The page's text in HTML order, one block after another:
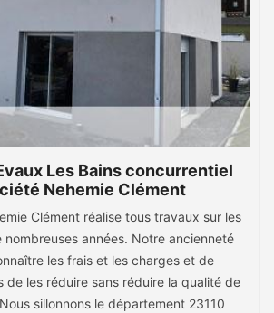
Les Bains concurrentiel
Nehemie Clément
Clément réalise tous travaux sur les
années. Notre ancienneté
les frais et les charges et de
de les réduire sans réduire la qualité de
sillonnons le département 23110